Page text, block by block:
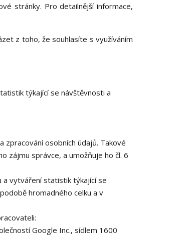
stránky. Pro detailnější informace,
z toho, že souhlasíte s využíváním
týkající se návštěvnosti a
zpracování osobních údajů. Takové
zájmu správce, a umožňuje ho čl. 6
a vytváření statistik týkající se
hromadného celku a v
Google Inc., sídlem 1600